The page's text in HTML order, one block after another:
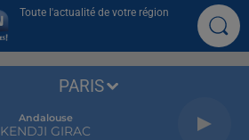
Toute l'actualité de votre région
Andalouse
KENDJI GIRAC
PARIS